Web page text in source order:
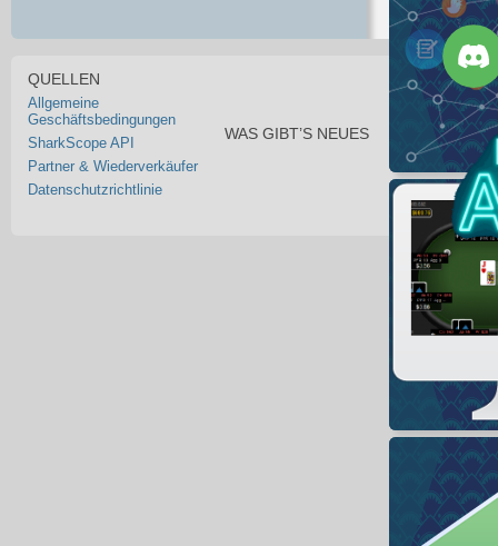
QUELLEN
Allgemeine
Geschäftsbedingungen
SharkScope API
Partner & Wiederverkäufer
Datenschutzrichtlinie
WAS GIBT’S NEUES